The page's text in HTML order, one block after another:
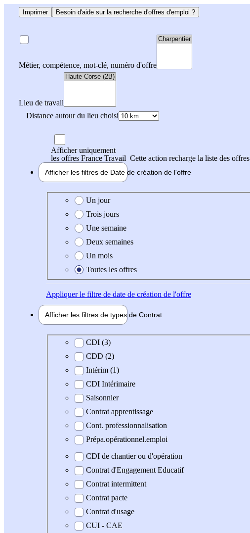
Imprimer Besoin d'aide sur la recherche d'offres d'emploi ?
Métier, compétence, mot-clé, numéro d'offre
Lieu de travail
Distance autour du lieu choisi
Afficher uniquement
les offres France Travail Cette action recharge la liste des offres
Afficher les filtres de Date de création de l'offre
Date de création de l'offre
Un jour
Trois jours
Une semaine
Deux semaines
Un mois
Toutes les offres
Appliquerle filtre de date de création de l'offre
Afficher les filtres de types de Contrat
Type de contrat
CDI (3)
CDD (2)
Intérim (1)
CDI Intérimaire
Saisonnier
Contrat apprentissage
Cont. professionnalisation
Prépa.opérationnel.emploi
CDI de chantier ou d'opération
Contrat d'Engagement Educatif
Contrat intermittent
Contrat pacte
Contrat d'usage
CUI - CAE